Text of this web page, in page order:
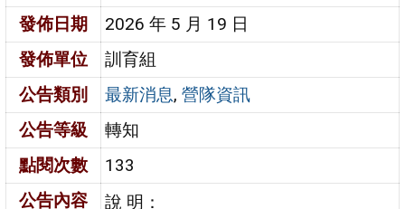
發佈日期
2026 年 5 月 19 日
發佈單位
訓育組
公告類別
最新消息,營隊資訊
公告等級
轉知
點閱次數
133
公告內容
說 明：